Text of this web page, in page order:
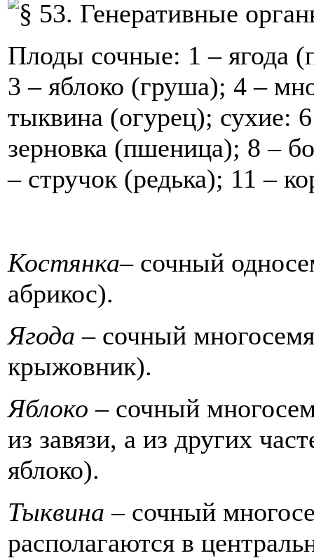
Плоды сочные: 1 – ягода
3 – яблоко (груша); 4 –
тыквина (огурец); сухие:
зерновка (пшеница); 8 –
– стручок (редька); 11 –
Костянка– сочный
абрикос).
Ягода – сочный
крыжовник).
Яблоко – сочный
из завязи, а из других
яблоко).
Тыквина – сочный
располагаются в